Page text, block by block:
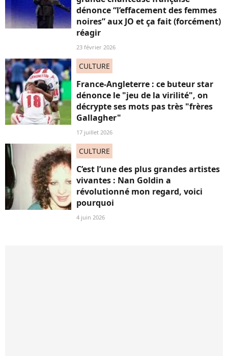
dénonce “l’effacement des femmes
noires” aux JO et ça fait (forcément)
réagir
23 février 2026
CULTURE
France-Angleterre : ce buteur star
dénonce le "jeu de la virilité", on
décrypte ses mots pas très "frères
Gallagher"
17 juillet 2026
CULTURE
C’est l’une des plus grandes artistes
vivantes : Nan Goldin a
révolutionné mon regard, voici
pourquoi
4 juin 2026